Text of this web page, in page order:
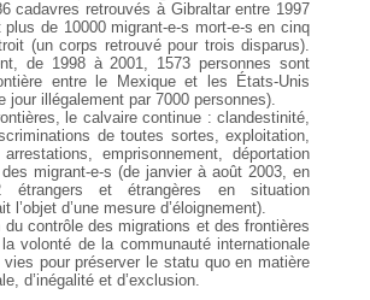
cadavres retrouvés à Gibraltar entre 1997
de 10000 migrant-e-s mort-e-s en cinq
(un corps retrouvé pour trois disparus).
de 1998 à 2001, 1573 personnes sont
entre le Mexique et les États-Unis
jour illégalement par 7000 personnes).
le calvaire continue : clandestinité,
de toutes sortes, exploitation,
emprisonnement, déportation
migrant-e-s (de janvier à août 2003, en
étrangers et étrangères en situation
l’objet d’une mesure d’éloignement).
du contrôle des migrations et des frontières
volonté de la communauté internationale
pour préserver le statu quo en matière
d’inégalité et d’exclusion.